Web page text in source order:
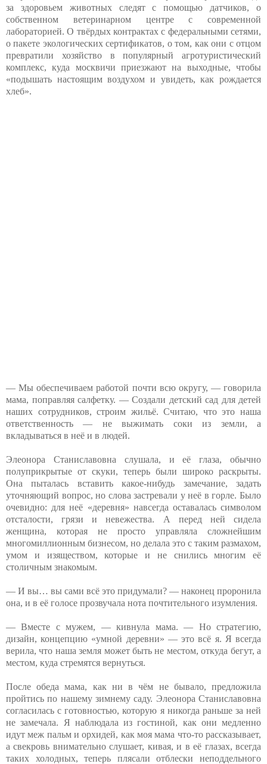
за здоровьем животных следят с помощью датчиков, о
собственном ветеринарном центре с современной
лабораторией. О твёрдых контрактах с федеральными сетями,
о пакете экологических сертификатов, о том, как они с отцом
превратили хозяйство в популярный агротуристический
комплекс, куда москвичи приезжают на выходные, чтобы
«подышать настоящим воздухом и увидеть, как рождается
хлеб».
— Мы обеспечиваем работой почти всю округу, — говорила
мама, поправляя салфетку. — Создали детский сад для детей
наших сотрудников, строим жильё. Считаю, что это наша
ответственность — не выжимать соки из земли, а
вкладываться в неё и в людей.
Элеонора Станиславовна слушала, и её глаза, обычно
полуприкрытые от скуки, теперь были широко раскрыты.
Она пыталась вставить какое-нибудь замечание, задать
уточняющий вопрос, но слова застревали у неё в горле. Было
очевидно: для неё «деревня» навсегда оставалась символом
отсталости, грязи и невежества. А перед ней сидела
женщина, которая не просто управляла сложнейшим
многомиллионным бизнесом, но делала это с таким размахом,
умом и изяществом, которые и не снились многим её
столичным знакомым.
— И вы… вы сами всё это придумали? — наконец проронила
она, и в её голосе прозвучала нота почтительного изумления.
— Вместе с мужем, — кивнула мама. — Но стратегию,
дизайн, концепцию «умной деревни» — это всё я. Я всегда
верила, что наша земля может быть не местом, откуда бегут, а
местом, куда стремятся вернуться.
После обеда мама, как ни в чём не бывало, предложила
пройтись по нашему зимнему саду. Элеонора Станиславовна
согласилась с готовностью, которую я никогда раньше за ней
не замечала. Я наблюдала из гостиной, как они медленно
идут меж пальм и орхидей, как моя мама что-то рассказывает,
а свекровь внимательно слушает, кивая, и в её глазах, всегда
таких холодных, теперь плясали отблески неподдельного